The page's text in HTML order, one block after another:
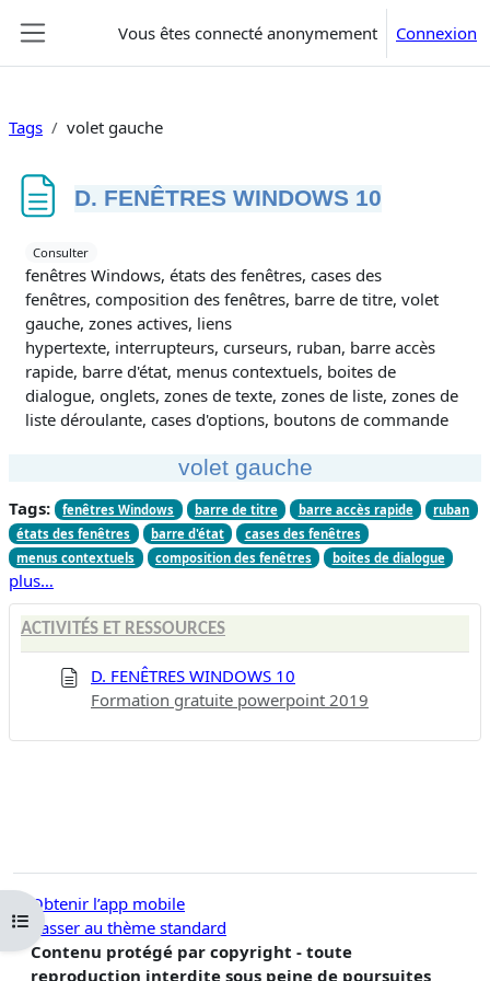
Vous êtes connecté anonymement Connexion
Ouvrir l’index du cours
Tags volet gauche
D. FENÊTRES WINDOWS 10
Conditions d’achèvement
Consulter
fenêtres Windows, états des fenêtres, cases des
fenêtres, composition des fenêtres, barre de titre, volet
gauche, zones actives, liens
hypertexte, interrupteurs, curseurs, ruban, barre accès
rapide, barre d'état, menus contextuels, boites de
dialogue, onglets, zones de texte, zones de liste, zones de
liste déroulante, cases d'options, boutons de commande
volet gauche
Tags: fenêtres Windows barre de titre barre accès rapide
ruban
états des fenêtres
barre d'état
cases des fenêtres
menus contextuels
composition des fenêtres boites de dialogue
plus…
ACTIVITÉS ET RESSOURCES
D. FENÊTRES WINDOWS 10
Formation gratuite powerpoint 2019
Obtenir l’app mobile
Passer au thème standard
Contenu protégé par copyright - toute
reproduction interdite sous peine de poursuites